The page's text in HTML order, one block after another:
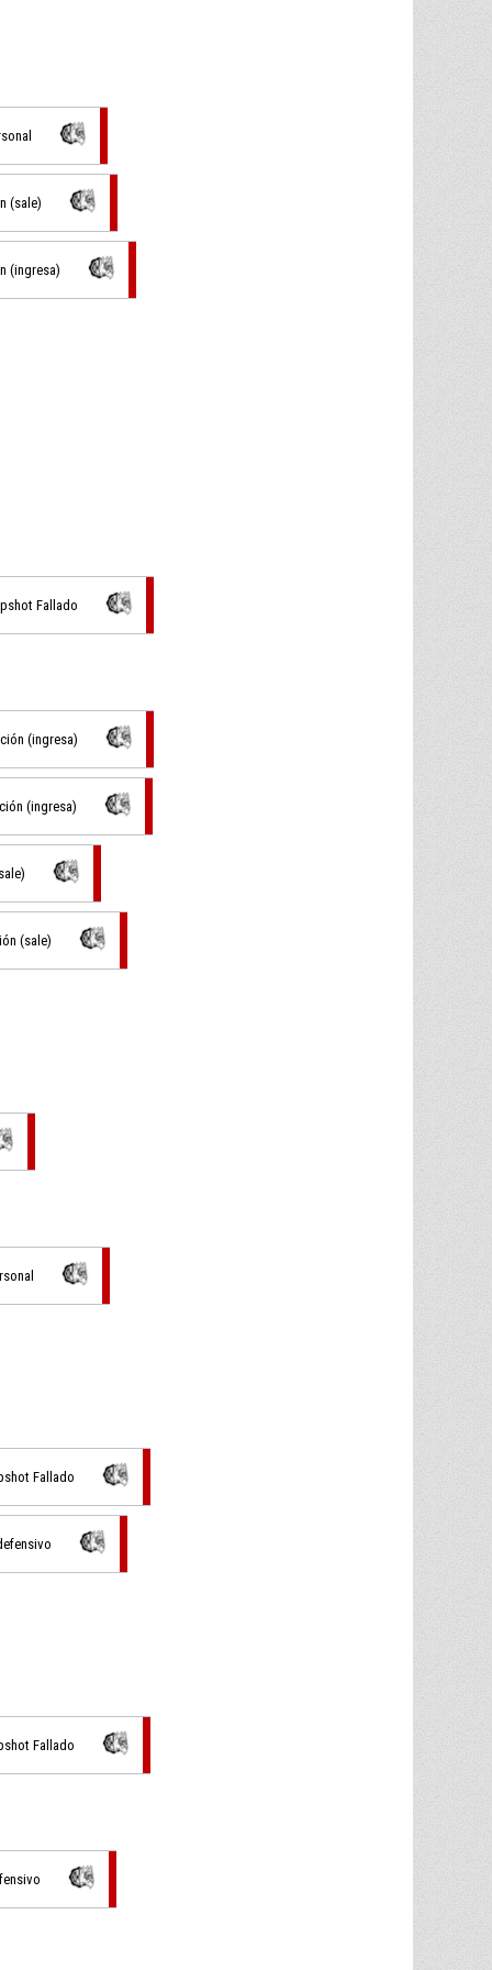
(sale)
(ingresa)
Fallado
(ingresa)
(ingresa)
(sale)
Fallado
Fallado